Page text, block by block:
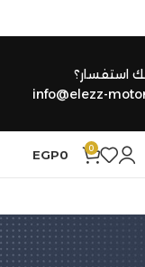
استفسار؟
info@elezz-
0
EGP0